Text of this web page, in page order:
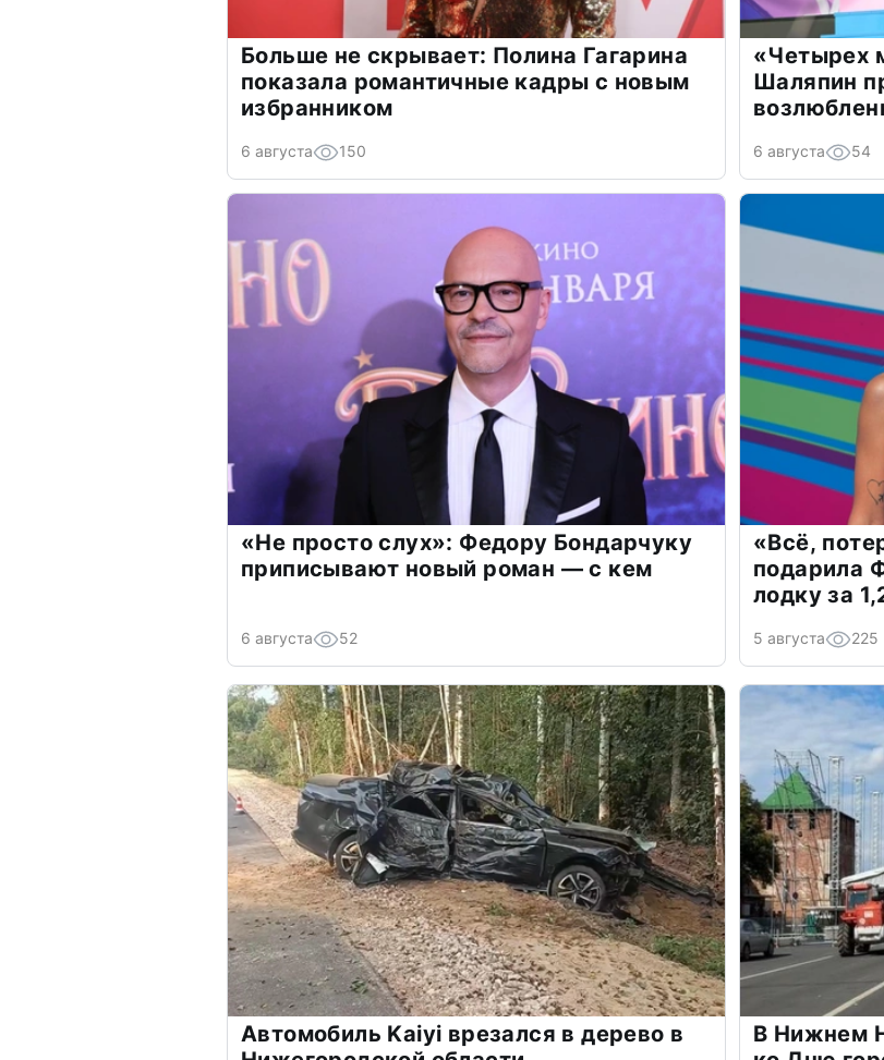
Больше не скрывает: Полина Гагарина
показала романтичные кадры с новым
избранником
6 августа 150
«Четырех
Шаляпин
6 августа 54
«Не просто слух»: Федору Бондарчуку
приписывают новый роман — с кем
6 августа 52
«Всё,
подарила
лодку за
5 августа 225
Автомобиль Kaiyi врезался в дерево в
В Нижнем